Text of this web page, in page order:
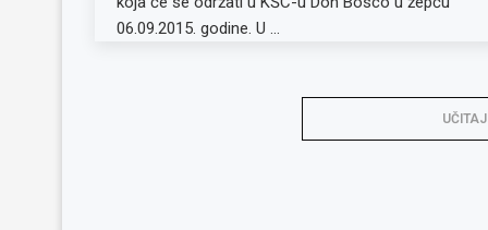
06.09.2015. godine. U …